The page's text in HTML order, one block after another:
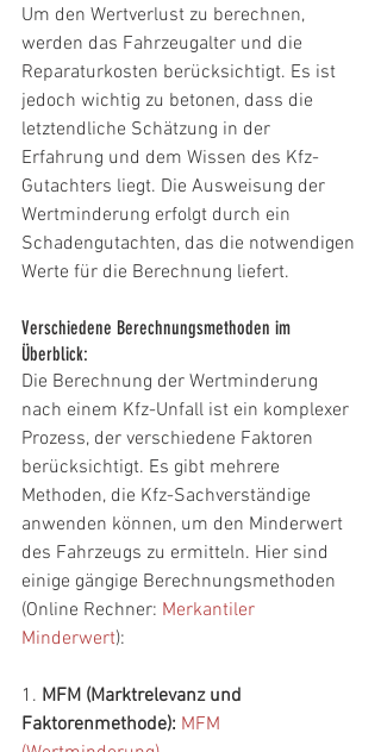
Um den Wertverlust zu berechnen,
werden das Fahrzeugalter und die
Reparaturkosten berücksichtigt. Es ist
jedoch wichtig zu betonen, dass die
letztendliche Schätzung in der
Erfahrung und dem Wissen des Kfz-
Gutachters liegt. Die Ausweisung der
Wertminderung erfolgt durch ein
Schadengutachten, das die notwendigen
Werte für die Berechnung liefert.
Verschiedene Berechnungsmethoden im
Überblick:
Die Berechnung der Wertminderung
nach einem Kfz-Unfall ist ein komplexer
Prozess, der verschiedene Faktoren
berücksichtigt. Es gibt mehrere
Methoden, die Kfz-Sachverständige
anwenden können, um den Minderwert
des Fahrzeugs zu ermitteln. Hier sind
einige gängige Berechnungsmethoden
(Online Rechner: Merkantiler
Minderwert):
1. MFM (Marktrelevanz und
Faktorenmethode): MFM